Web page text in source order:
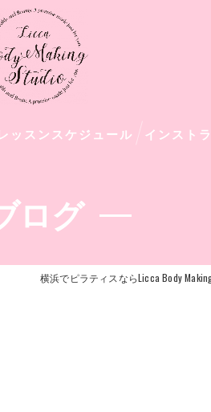
ッスンスケジュール インスト
ログ
横浜でピラティスならLicca Body